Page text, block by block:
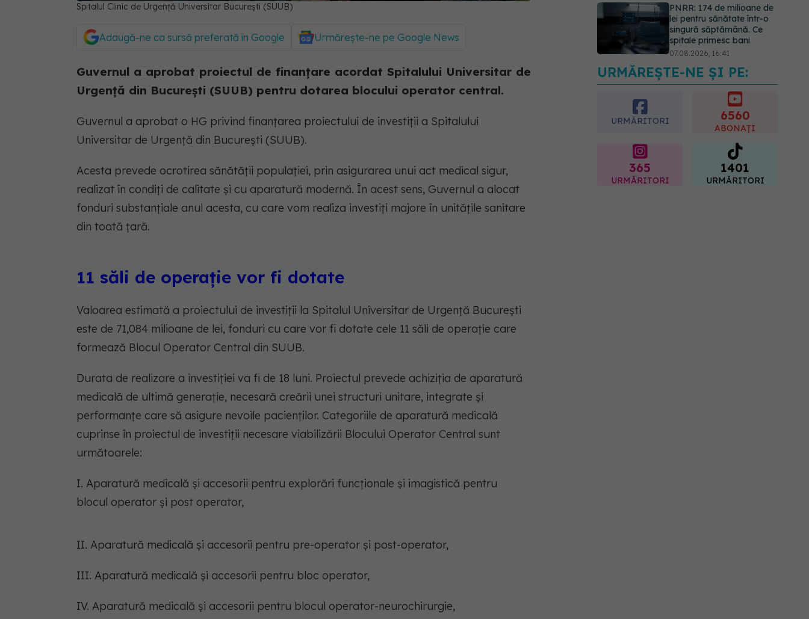
Spitalul Clinic de Urgență Universitar București (SUUB)
Adaugă-ne ca sursă preferată în Google Urmărește-ne pe Google News
Guvernul a aprobat proiectul de finanțare acordat Spitalului Universitar de
Urgență din București (SUUB) pentru dotarea blocului operator central.
Guvernul a aprobat o HG privind finanțarea proiectului de investiții a Spitalului
Universitar de Urgență din București (SUUB).
Acesta prevede ocrotirea sănătății populației, prin asigurarea unui act medical sigur,
realizat în condiți de calitate și cu aparatură modernă. În acest sens, Guvernul a alocat
fonduri substanțiale anul acesta, cu care vom realiza investiți majore în unitățile sanitare
din toată țară.
11 săli de operație vor fi dotate
Valoarea estimată a proiectului de investiții la Spitalul Universitar de Urgență București
este de 71,084 milioane de lei, fonduri cu care vor fi dotate cele 11 săli de operație care
formează Blocul Operator Central din SUUB.
Durata de realizare a investiției va fi de 18 luni. Proiectul prevede achiziția de aparatură
medicală de ultimă generație, necesară creării unei structuri unitare, integrate și
performanțe care să asigure nevoile pacienților. Categoriile de aparatură medicală
cuprinse în proiectul de investiții necesare viabilizării Blocului Operator Central sunt
următoarele:
I. Aparatură medicală și accesorii pentru explorări funcționale și imagistică pentru
blocul operator și post operator,
II. Aparatură medicală și accesorii pentru pre-operator și post-operator,
III. Aparatură medicală și accesorii pentru bloc operator,
IV. Aparatură medicală și accesorii pentru blocul operator-neurochirurgie,
PNRR: 174 de milioane de
lei pentru sănătate într-o
singură săptămână. Ce
spitale primesc bani
07.08.2026, 16:41
Ce spune culoarea ta
preferată despre vârsta
pe care o ai. Care este
"codul cromatic" al
URMĂREȘTE-NE ȘI PE:
URMĂRITORI 6560
ABONAȚI
365
URMĂRITORI
1401
URMĂRITORI